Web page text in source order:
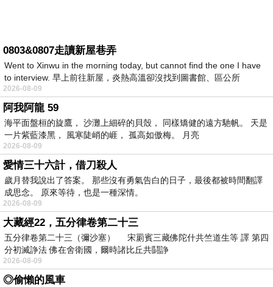
0803&0807走讀新屋巷弄
Went to Xinwu in the morning today, but cannot find the one I have
to interview. 早上前往新屋，炎熱高溫卻沒找到圖書館、區公所
2026-08-09
阿我阿龍 59
海平面盤桓的旋鷹， 沙灘上細碎的貝殼， 同樣矯健的遠方馳帆。 天是
一片紫藍漆黑， 風寒陡峭的崕， 孤高如傲梅。 月亮
2026-08-09
愛情三十六計，借刀殺人
歲月替我說出了答案。 那些沒有勇氣告白的日子，最後都被時間翻譯
成思念。 原來等待，也是一種深情。
2026-08-09
大藏經22，五分律卷第二十三
五分律卷第二十三（彌沙塞） 宋罽賓三藏佛陀什共竺道生等 譯 第四
分初滅諍法 佛在舍衛國，爾時諸比丘共鬪諍
2026-08-09
◎偷懶的風車